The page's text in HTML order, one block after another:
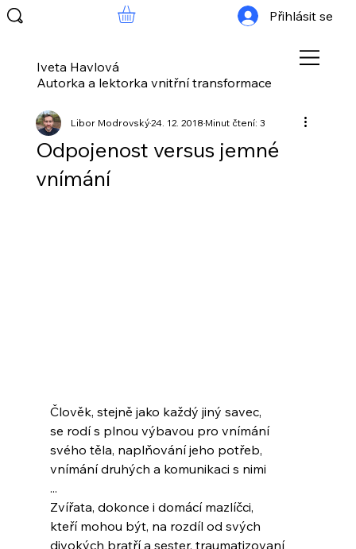
Iveta Havlová
Autorka a lektorka vnitřní transformace
Přihlásit se
Odpojenost versus jemné
vnímání
Libor Modrovský24. 12. 2018Minut čtení: 3
Člověk, stejně jako každý jiný savec,
se rodí s plnou výbavou pro vnímání
svého těla, naplňování jeho potřeb,
vnímání druhých a komunikaci s nimi
...
Zvířata, dokonce i domácí mazlíčci,
kteří mohou být, na rozdíl od svých
divokých bratří a sester, traumatizovaní